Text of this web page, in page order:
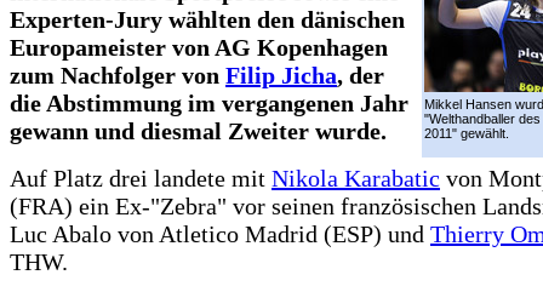
Mikkel Hansen
"Welthandballer
2011" gewählt.
Experten-Jury wählten den dänischen
Europameister von AG Kopenhagen
zum Nachfolger von Filip Jicha, der
die Abstimmung im vergangenen Jahr
gewann und diesmal Zweiter wurde.
Auf Platz drei landete mit Nikola Karabatic von
(FRA) ein Ex-"Zebra" vor seinen französischen
Luc Abalo von Atletico Madrid (ESP) und Thierry
THW.